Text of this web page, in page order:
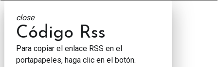
close
Código Rss
Para copiar el enlace RSS en el
portapapeles, haga clic en el botón.